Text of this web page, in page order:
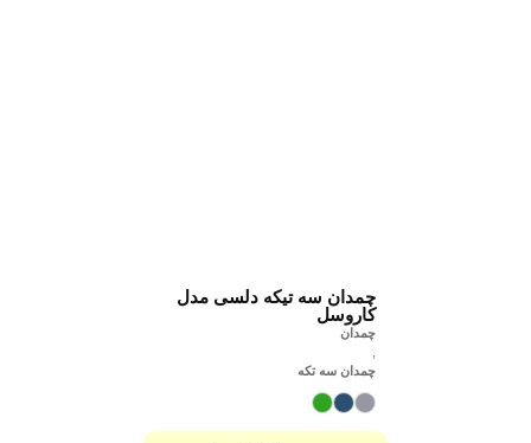
چمدان سه تیکه دلسی مدل
کاروسل
چمدان
چمدان سه تکه